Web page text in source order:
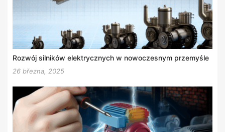
Rozwój silników elektrycznych w nowoczesnym przemyśle
26 března, 2025